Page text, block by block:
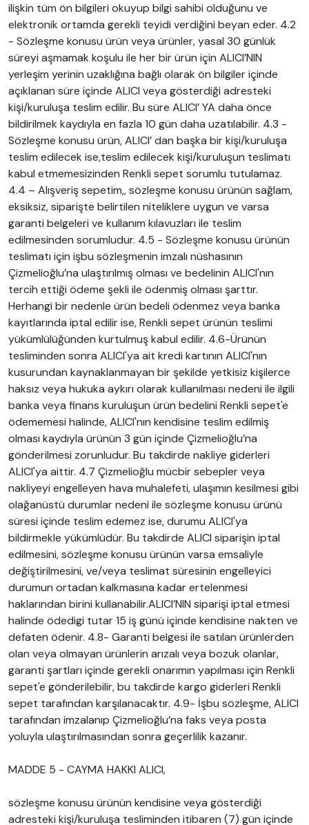
ilişkin tüm ön bilgileri okuyup bilgi sahibi olduğunu ve
elektronik ortamda gerekli teyidi verdiğini beyan eder. 4.2
- Sözleşme konusu ürün veya ürünler, yasal 30 günlük
süreyi aşmamak koşulu ile her bir ürün için ALICI’NIN
yerleşim yerinin uzaklığına bağlı olarak ön bilgiler içinde
açıklanan süre içinde ALICI veya gösterdiği adresteki
kişi/kuruluşa teslim edilir. Bu süre ALICI’ YA daha önce
bildirilmek kaydıyla en fazla 10 gün daha uzatılabilir. 4.3 -
Sözleşme konusu ürün, ALICI’ dan başka bir kişi/kuruluşa
teslim edilecek ise,teslim edilecek kişi/kuruluşun teslimatı
kabul etmemesizinden Renkli sepet sorumlu tutulamaz.
4.4 – Alışveriş sepetim,, sözleşme konusu ürünün sağlam,
eksiksiz, siparişte belirtilen niteliklere uygun ve varsa
garanti belgeleri ve kullanım kılavuzları ile teslim
edilmesinden sorumludur. 4.5 - Sözleşme konusu ürünün
teslimatı için işbu sözleşmenin imzalı nüshasının
Çizmelioğlu’na ulaştırılmış olması ve bedelinin ALICI'nın
tercih ettiği ödeme şekli ile ödenmiş olması şarttır.
Herhangi bir nedenle ürün bedeli ödenmez veya banka
kayıtlarında iptal edilir ise, Renkli sepet ürünün teslimi
yükümlülüğünden kurtulmuş kabul edilir. 4.6-Ürünün
tesliminden sonra ALICI'ya ait kredi kartının ALICI'nın
kusurundan kaynaklanmayan bir şekilde yetkisiz kişilerce
haksız veya hukuka aykırı olarak kullanılması nedeni ile ilgili
banka veya finans kuruluşun ürün bedelini Renkli sepet'e
ödememesi halinde, ALICI'nın kendisine teslim edilmiş
olması kaydıyla ürünün 3 gün içinde Çizmelioğlu’na
gönderilmesi zorunludur. Bu takdirde nakliye giderleri
ALICI'ya aittir. 4.7 Çizmelioğlu mücbir sebepler veya
nakliyeyi engelleyen hava muhalefeti, ulaşımın kesilmesi gibi
olağanüstü durumlar nedeni ile sözleşme konusu ürünü
süresi içinde teslim edemez ise, durumu ALICI'ya
bildirmekle yükümlüdür. Bu takdirde ALICI siparişin iptal
edilmesini, sözleşme konusu ürünün varsa emsaliyle
değiştirilmesini, ve/veya teslimat süresinin engelleyici
durumun ortadan kalkmasına kadar ertelenmesi
haklarından birini kullanabilir.ALICI’NIN siparişi iptal etmesi
halinde ödedigi tutar 15 iş günü içinde kendisine nakten ve
defaten ödenir. 4.8- Garanti belgesi ile satılan ürünlerden
olan veya olmayan ürünlerin arızalı veya bozuk olanlar,
garanti şartları içinde gerekli onarımın yapılması için Renkli
sepet'e gönderilebilir, bu takdirde kargo giderleri Renkli
sepet tarafından karşılanacaktır. 4.9- İşbu sözleşme, ALICI
tarafından imzalanıp Çizmelioğlu’na faks veya posta
yoluyla ulaştırılmasından sonra geçerlilik kazanır.
MADDE 5 - CAYMA HAKKI ALICI,
sözleşme konusu ürünün kendisine veya gösterdiği
adresteki kişi/kuruluşa tesliminden itibaren (7) gün içinde